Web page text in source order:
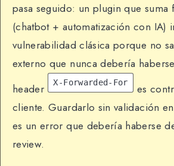
pasa seguido: un plugin que suma
(chatbot + automatización con IA)
vulnerabilidad clásica porque no
externo que nunca debería
header
X-Forwarded-For
es
cliente. Guardarlo sin validación
es un error que debería haberse
review.